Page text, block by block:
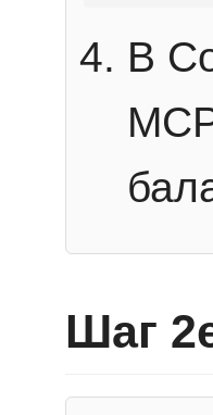
В
Шаг